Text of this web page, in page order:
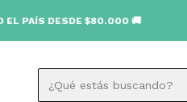
DESDE $80.000 🚚